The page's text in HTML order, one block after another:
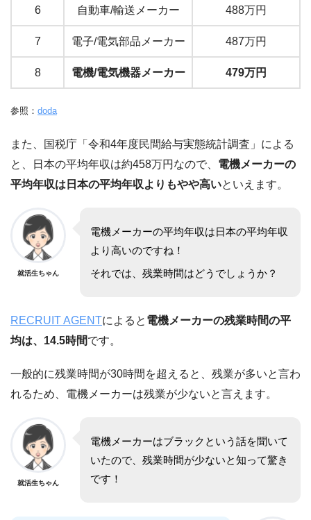
6 自動車/輸送メーカー 488万円
7 電子/電気部品メーカー 487万円
8 電機/電気機器メーカー 479万円
参照： doda
また、国税庁「令和4年度民間給与実態統計調査」による
と、日本の平均年収は約458万円なので、 電機メーカーの
平均年収は日本の平均年収よりもやや高いといえます。
就活生ちゃん
電機メーカーの平均年収は日本の平均年収
より高いのですね！
それでは、残業時間はどうでしょうか？
RECRUIT AGENTによると 電機メーカーの残業時間の平
均は、14.5時間です。
一般的に残業時間が30時間を超えると、残業が多いと言わ
れるため、電機メーカーは残業が少ないと言えます。
就活生ちゃん
電機メーカーはブラックという話を聞いて
いたので、残業時間が少ないと知って驚き
です！